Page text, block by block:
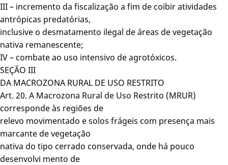
III – incremento da fiscalização a fim de coibir atividades
antrópicas predatórias,
inclusive o desmatamento ilegal de áreas de vegetação
nativa remanescente;
IV – combate ao uso intensivo de agrotóxicos.
SEÇÃO III
DA MACROZONA RURAL DE USO RESTRITO
Art. 20. A Macrozona Rural de Uso Restrito (MRUR)
corresponde às regiões de
relevo movimentado e solos frágeis com presença mais
marcante de vegetação
nativa do tipo cerrado conservada, onde há pouco
desenvolvi mento de